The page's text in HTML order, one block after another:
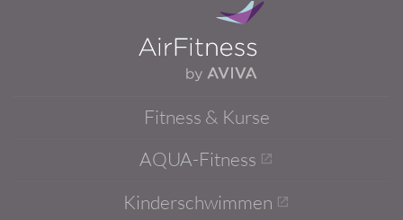
Fitness & Kurse
AQUA-Fitness
Kinderschwimmen